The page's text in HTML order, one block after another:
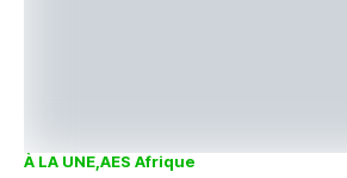
À LA UNE AES Afrique